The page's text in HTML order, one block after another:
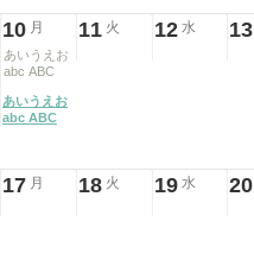
10 月
あいうえお
abc ABC
あいうえお
abc ABC
11 火 12 水 13
17 月 18 火 19 水 20